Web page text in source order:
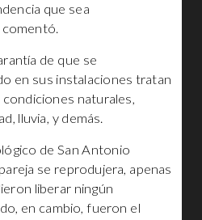
que sea
comentó.
de que se
en sus instalaciones tratan
naturales,
lluvia, y demás.
de San Antonio
se reprodujera, apenas
liberar ningún
en cambio, fueron el